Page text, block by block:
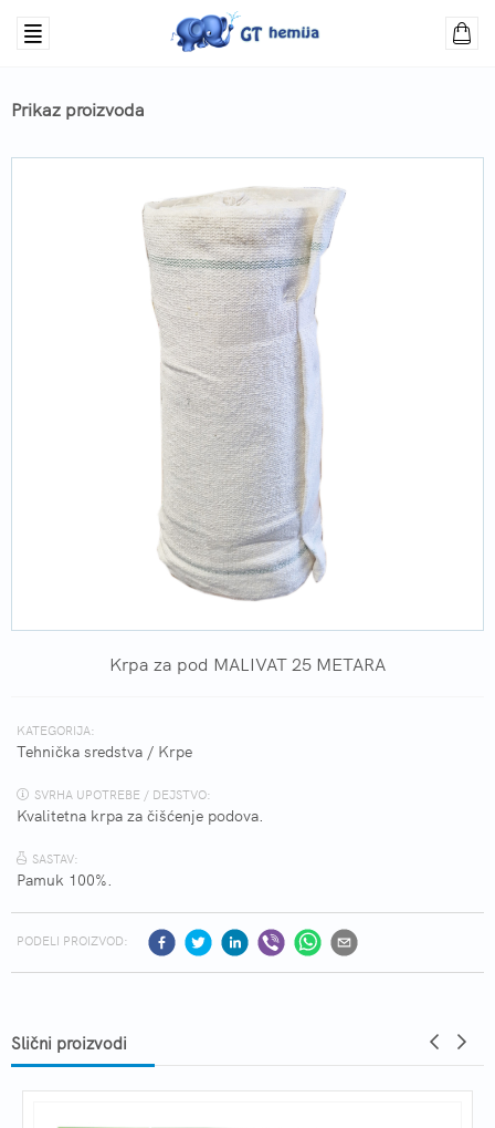
Prikaz proizvoda
Krpa za pod MALIVAT 25 METARA
KATEGORIJA:
Tehnička sredstva / Krpe
SVRHA UPOTREBE / DEJSTVO:
Kvalitetna krpa za čišćenje podova.
SASTAV:
Pamuk 100%.
PODELI PROIZVOD:
Slični proizvodi